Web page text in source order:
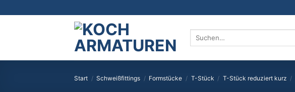
Inhalt
Suchen
Start / Schweißfittings / Formstücke / T-Stück / T-Stück reduziert kurz /